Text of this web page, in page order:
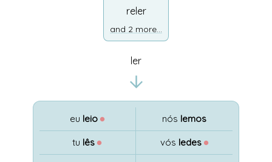
reler
and 2 more...
ler
eu leio ●
tu lês ●
nós lemos
vós ledes ●